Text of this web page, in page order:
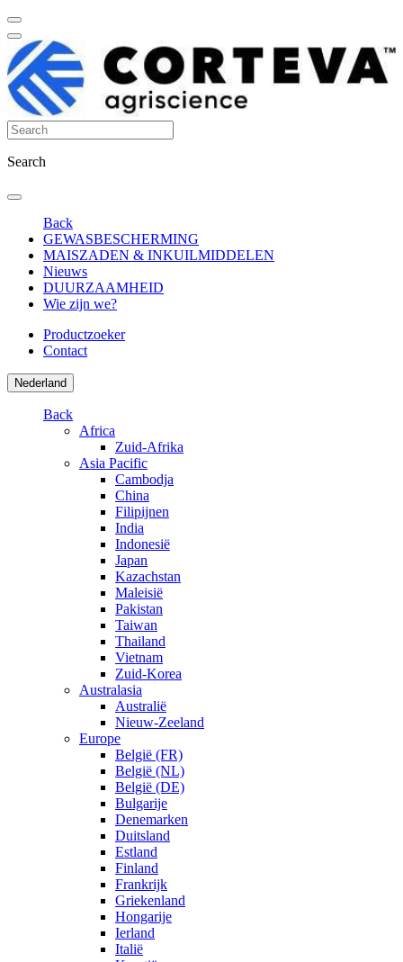
Search
Back
GEWASBESCHERMING
MAISZADEN & INKUILMIDDELEN
Nieuws
DUURZAAMHEID
Wie zijn we?
Productzoeker
Contact
Nederland
Back
Africa
Zuid-Afrika
Asia Pacific
Cambodja
China
Filipijnen
India
Indonesië
Japan
Kazachstan
Maleisië
Pakistan
Taiwan
Thailand
Vietnam
Zuid-Korea
Australasia
Australië
Nieuw-Zeeland
Europe
België (FR)
België (NL)
België (DE)
Bulgarije
Denemarken
Duitsland
Estland
Finland
Frankrijk
Griekenland
Hongarije
Ierland
Italië